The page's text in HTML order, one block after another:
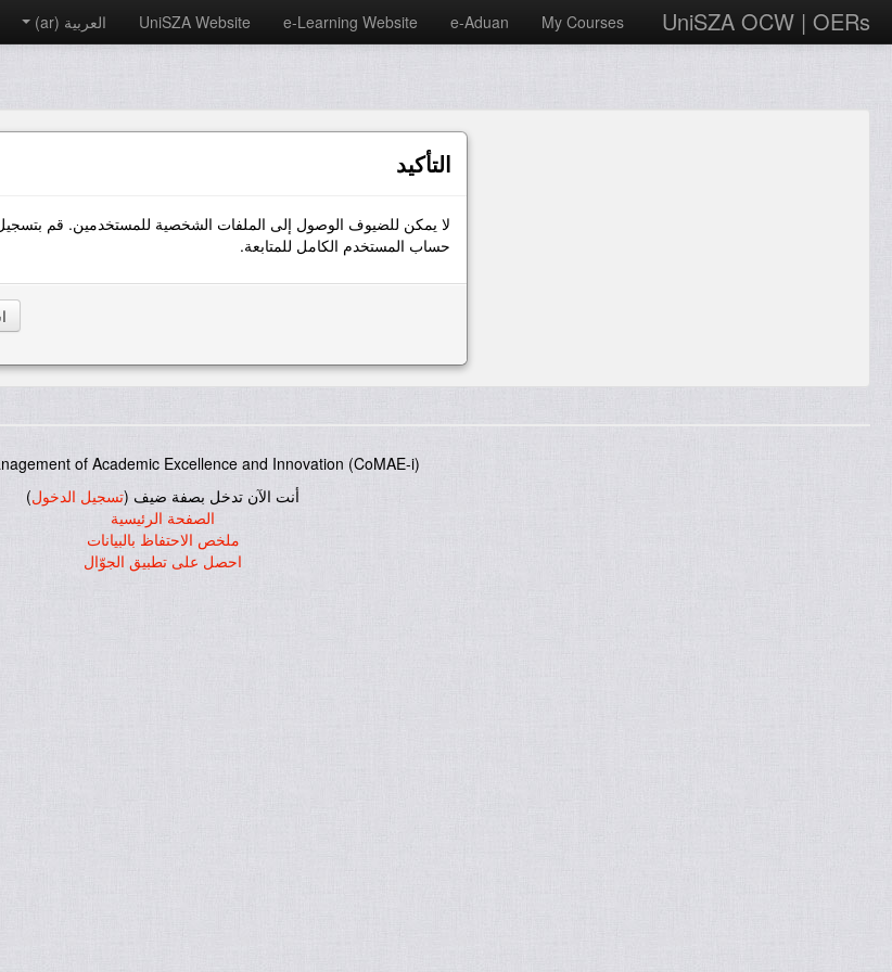
UniSZA OCW | OERs
My Courses
e-Aduan
e-Learning Website
UniSZA Website العربية ‎(ar)‎
التأكيد
لا يمكن للضيوف الوصول إلى الملفات الشخصية للمستخدمين. قم
حساب المستخدم الكامل للمتابعة.
of Academic Excellence and Innovation (CoMAE-i)
أنت الآن تدخل بصفة ضيف (تسجيل الدخول)
الصفحة الرئيسية
ملخص الاحتفاظ بالبيانات
احصل على تطبيق الجوّال